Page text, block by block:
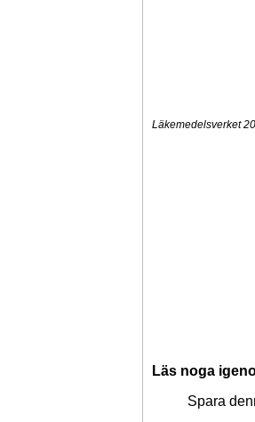
Läkemedelsverket
Läs noga
Spara